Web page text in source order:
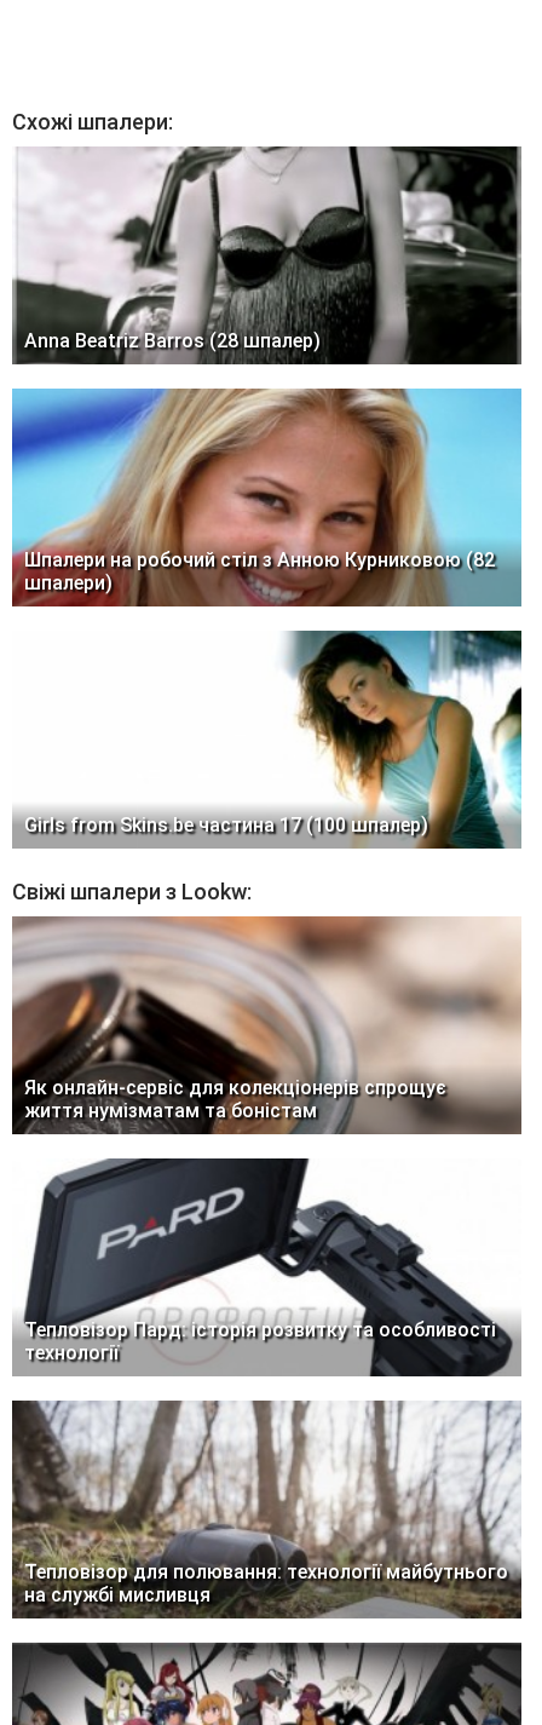
Схожі шпалери:
Anna Beatriz Barros (28 шпалер)
Шпалери на робочий стіл з Анною Курниковою (82
шпалери)
Girls from Skins.be частина 17 (100 шпалер)
Свіжі шпалери з Lookw:
Як онлайн-сервіс для колекціонерів спрощує
життя нумізматам та боністам
Тепловізор Пард: історія розвитку та особливості
технології
Тепловізор для полювання: технології майбутнього
на службі мисливця